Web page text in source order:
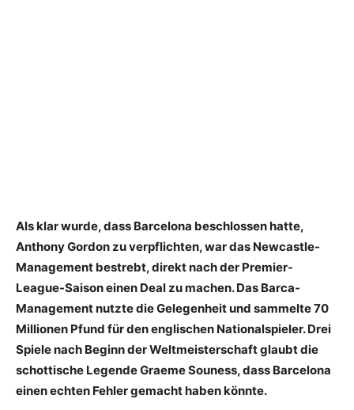
Als klar wurde, dass Barcelona beschlossen hatte,
Anthony Gordon zu verpflichten, war das Newcastle-
Management bestrebt, direkt nach der Premier-
League-Saison einen Deal zu machen. Das Barca-
Management nutzte die Gelegenheit und sammelte 70
Millionen Pfund für den englischen Nationalspieler. Drei
Spiele nach Beginn der Weltmeisterschaft glaubt die
schottische Legende Graeme Souness, dass Barcelona
einen echten Fehler gemacht haben könnte.